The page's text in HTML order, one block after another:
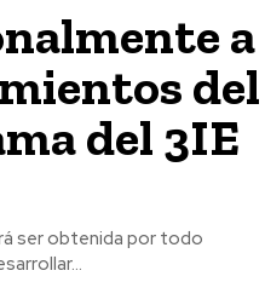
a
del
del 3IE
ser obtenida por todo